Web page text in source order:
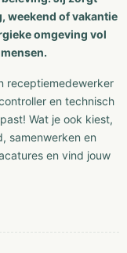
weekend of vakantie
omgeving vol
receptiemedewerker
en technisch
Wat je ook kiest,
samenwerken en
en vind jouw